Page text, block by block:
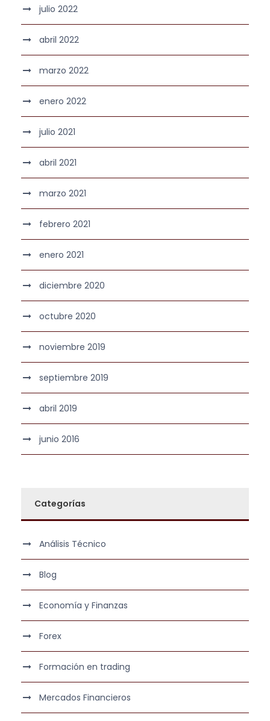
julio 2022
abril 2022
marzo 2022
enero 2022
julio 2021
abril 2021
marzo 2021
febrero 2021
enero 2021
diciembre 2020
octubre 2020
noviembre 2019
septiembre 2019
abril 2019
junio 2016
Categorías
Análisis Técnico
Blog
Economía y Finanzas
Forex
Formación en trading
Mercados Financieros